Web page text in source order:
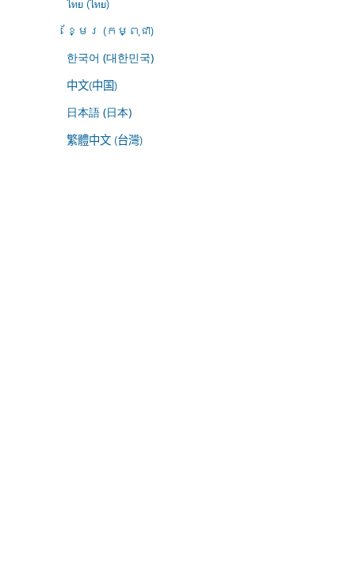
ไทย (ไทย)
ខ្មែរ (កម្ពុជា)
한국어 (대한민국)
中文(中国)
日本語 (日本)
繁體中文 (台灣)